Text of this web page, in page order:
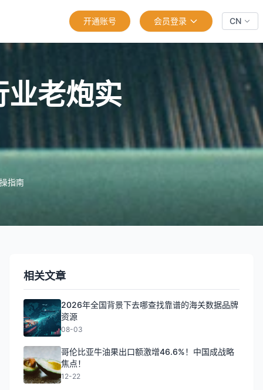
开通账号 会员登录 CN
老炮实
指南
相关文章
2026年全国背景下去哪查找靠谱的海关数据品牌
资源
08-03
哥伦比亚牛油果出口额激增46.6%！中国成战略
焦点！
12-22